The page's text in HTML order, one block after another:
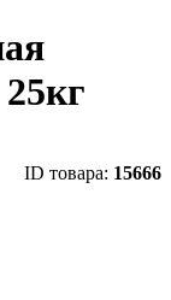
ID товара: 15666